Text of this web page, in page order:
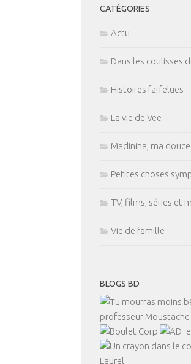
CATÉGORIES
Actu
Dans les coulisses
Histoires farfelues
La vie de Vee
Madinina, ma
Petites choses
TV, films, séries et
Vie de famille
BLOGS BD